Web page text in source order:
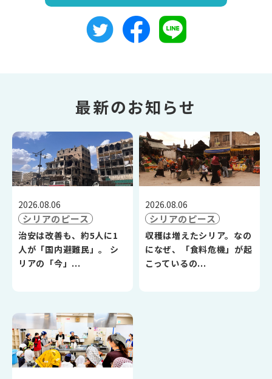
最新のお知らせ
2026.08.06
シリアのピース
治安は改善も、約5人に1
人が「国内避難民」。 シ
リアの「今」...
2026.08.06
シリアのピース
収穫は増えたシリア。なの
になぜ、「食料危機」が起
こっているの...